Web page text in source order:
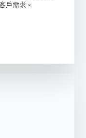
戶需求。